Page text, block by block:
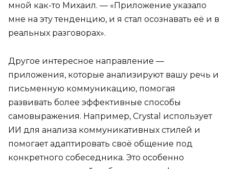
мной как-то Михаил. — «Приложение указало
мне на эту тенденцию, и я стал осознавать её и в
реальных разговорах».
Другое интересное направление —
приложения, которые анализируют вашу речь и
письменную коммуникацию, помогая
развивать более эффективные способы
самовыражения. Например, Crystal использует
ИИ для анализа коммуникативных стилей и
помогает адаптировать своё общение под
конкретного собеседника. Это особенно